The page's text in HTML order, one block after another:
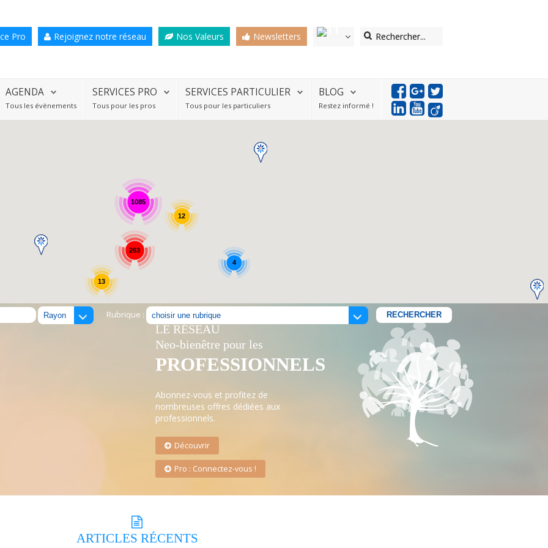
Pro Rejoignez notre réseau Nos Valeurs Newsletters
AGENDA
Tous les évènements
SERVICES PRO
Tous pour les pros
SERVICES PARTICULIER
Tous pour les particuliers
BLOG
Restez informé !
1085
13
263
4
12
Rubrique :
LE RÉSEAU
Neo-bienêtre pour les
PROFESSIONNELS
Abonnez-vous et profitez de
nombreuses offres dédiées aux
professionnels.
Découvrir
Pro : Connectez-vous !
ARTICLES RÉCENTS